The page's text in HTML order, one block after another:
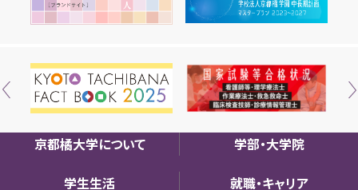
京都橘大学について 学部・大学院
学生生活 就職・キャリア